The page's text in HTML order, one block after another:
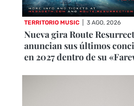
TERRITORIO MUSIC 3 AGO, 2026
Nueva gira Route
anuncian sus últimos
en 2027 dentro de su